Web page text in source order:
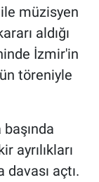
müzisyen
aldığı
İzmir'in
töreniyle
ayrılıkları
açtı.